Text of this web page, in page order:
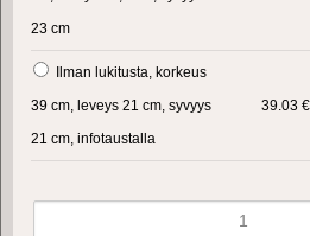
23 cm
Ilman lukitusta, korkeus
39 cm, leveys 21 cm, syvyys
21 cm, infotaustalla
39.03 €